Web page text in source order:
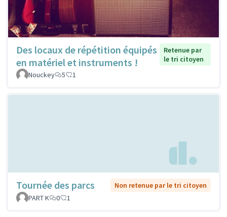
Des locaux de répétition équipés
en matériel et instruments !
Retenue par
le tri citoyen
Nouckey
5 1
Tournée des parcs
Non retenue par le tri citoyen
PART K
0 1